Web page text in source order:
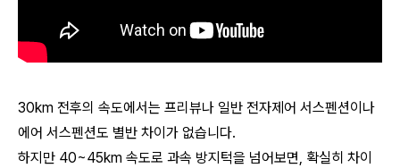
30km 전후의 속도에서는 프리뷰나 일반 전자제어 서스펜션이나
에어 서스펜션도 별반 차이가 없습니다.
하지만 40~45km 속도로 과속 방지턱을 넘어보면, 확실히 차이